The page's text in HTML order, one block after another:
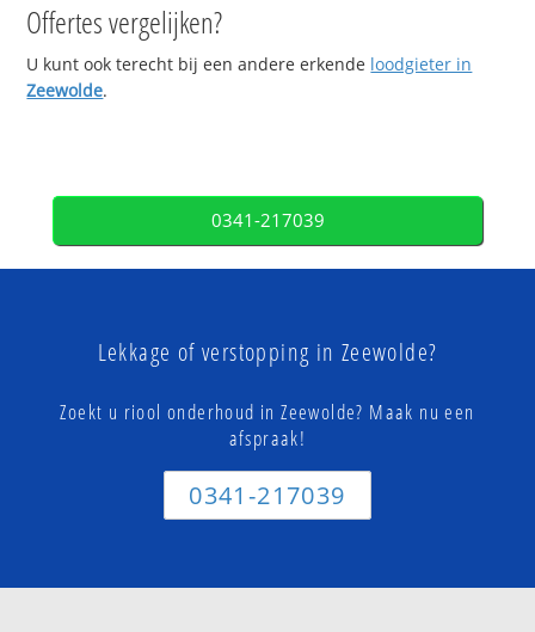
Offertes vergelijken?
U kunt ook terecht bij een andere erkende loodgieter in
Zeewolde.
0341-217039
Lekkage of verstopping in Zeewolde?
Zoekt u riool onderhoud in Zeewolde? Maak nu een
afspraak!
0341-217039